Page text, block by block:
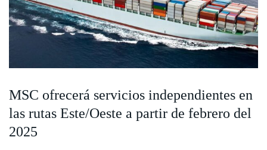
MSC ofrecerá servicios independientes en
las rutas Este/Oeste a partir de febrero del
2025